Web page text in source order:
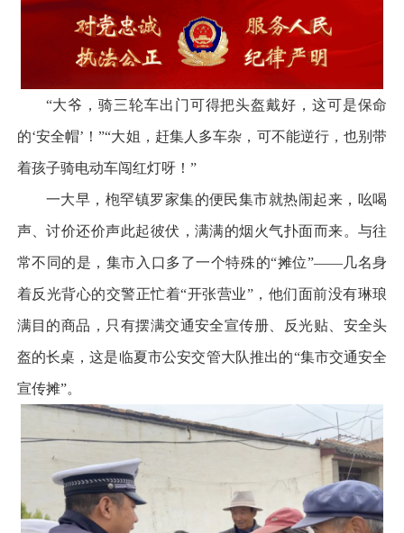
“大爷，骑三轮车出门可得把头盔戴好，这可是保命
的‘安全帽’！”“大姐，赶集人多车杂，可不能逆行，也别带
着孩子骑电动车闯红灯呀！”
一大早，枹罕镇罗家集的便民集市就热闹起来，吆喝
声、讨价还价声此起彼伏，满满的烟火气扑面而来。与往
常不同的是，集市入口多了一个特殊的“摊位”——几名身
着反光背心的交警正忙着“开张营业”，他们面前没有琳琅
满目的商品，只有摆满交通安全宣传册、反光贴、安全头
盔的长桌，这是临夏市公安交管大队推出的“集市交通安全
宣传摊”。